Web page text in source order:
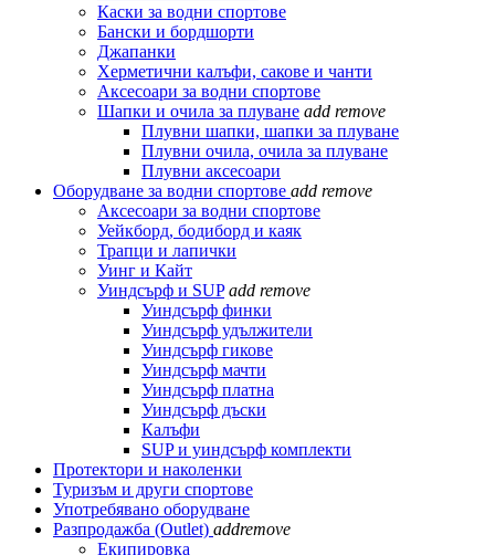
Каски за водни спортове
Бански и бордшорти
Джапанки
Херметични калъфи, сакове и чанти
Аксесоари за водни спортове
Шапки и очила за плуване add remove
Плувни шапки, шапки за плуване
Плувни очила, очила за плуване
Плувни аксесоари
Оборудване за водни спортове add remove
Аксесоари за водни спортове
Уейкборд, бодиборд и каяк
Трапци и лапички
Уинг и Кайт
Уиндсърф и SUP add remove
Уиндсърф финки
Уиндсърф удължители
Уиндсърф гикове
Уиндсърф мачти
Уиндсърф платна
Уиндсърф дъски
Калъфи
SUP и уиндсърф комплекти
Протектори и наколенки
Туризъм и други спортове
Употребявано оборудване
Разпродажба (Outlet) addremove
Екипировка